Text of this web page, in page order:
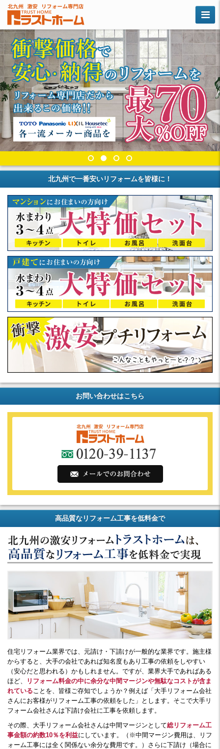
1 2 3 4
北九州で一番安いリフォームを皆様に！
お問い合わせはこちら
高品質なリフォーム工事を低料金で
住宅リフォーム業界では、元請け・下請けが一般的な業界です。施主様
からすると、大手の会社であれば知名度もあり工事の依頼をしやすい
（安心だと思われる）かもしれません。ですが、業界大手であればある
ほど、
リフォーム料金の中に余分な中間マージンや無駄なコストが含ま
れている ことを、皆様ご存知でしょうか？例えば「大手リフォーム会社
さんにお客様がリフォーム工事の依頼をした」とします。そこで大手リ
フォーム会社さんは下請け会社に工事を依頼します。
その際、大手リフォーム会社さんは中間マージンとして総リフォーム工
事金額の約数10％を利益にしています。（※中間マージン費用は、リフ
ォーム工事には全く関係ない余分な費用です。）さらに下請け（場合に